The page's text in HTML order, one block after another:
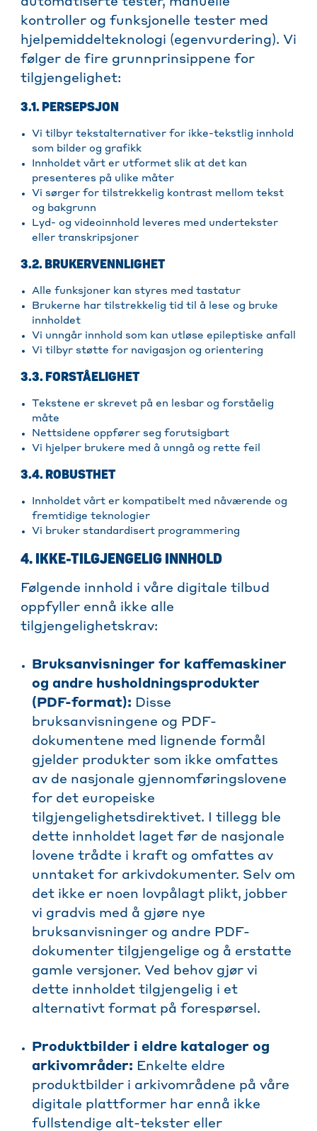
kontroller og funksjonelle tester med
hjelpemiddelteknologi (egenvurdering). Vi
følger de fire grunnprinsippene for
tilgjengelighet:
3.1. PERSEPSJON
Vi tilbyr tekstalternativer for ikke-tekstlig innhold
som bilder og grafikk
Innholdet vårt er utformet slik at det kan
presenteres på ulike måter
Vi sørger for tilstrekkelig kontrast mellom tekst
og bakgrunn
Lyd- og videoinnhold leveres med undertekster
eller transkripsjoner
3.2. BRUKERVENNLIGHET
Alle funksjoner kan styres med tastatur
Brukerne har tilstrekkelig tid til å lese og bruke
innholdet
Vi unngår innhold som kan utløse epileptiske anfall
Vi tilbyr støtte for navigasjon og orientering
3.3. FORSTÅELIGHET
Tekstene er skrevet på en lesbar og forståelig
måte
Nettsidene oppfører seg forutsigbart
Vi hjelper brukere med å unngå og rette feil
3.4. ROBUSTHET
Innholdet vårt er kompatibelt med nåværende og
fremtidige teknologier
Vi bruker standardisert programmering
4. IKKE-TILGJENGELIG INNHOLD
Følgende innhold i våre digitale tilbud
oppfyller ennå ikke alle
tilgjengelighetskrav:
Bruksanvisninger for kaffemaskiner
og andre husholdningsprodukter
(PDF-format): Disse
bruksanvisningene og PDF-
dokumentene med lignende formål
gjelder produkter som ikke omfattes
av de nasjonale gjennomføringslovene
for det europeiske
tilgjengelighetsdirektivet. I tillegg ble
dette innholdet laget før de nasjonale
lovene trådte i kraft og omfattes av
unntaket for arkivdokumenter. Selv om
det ikke er noen lovpålagt plikt, jobber
vi gradvis med å gjøre nye
bruksanvisninger og andre PDF-
dokumenter tilgjengelige og å erstatte
gamle versjoner. Ved behov gjør vi
dette innholdet tilgjengelig i et
alternativt format på forespørsel.
Produktbilder i eldre kataloger og
arkivområder: Enkelte eldre
produktbilder i arkivområdene på våre
digitale plattformer har ennå ikke
fullstendige alt-tekster eller